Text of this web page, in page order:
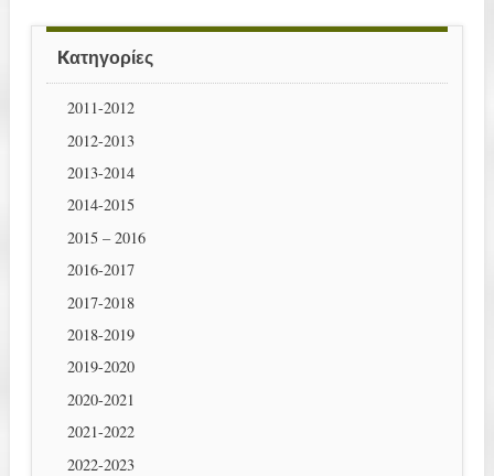
Kατηγορίες
2011-2012
2012-2013
2013-2014
2014-2015
2015 – 2016
2016-2017
2017-2018
2018-2019
2019-2020
2020-2021
2021-2022
2022-2023